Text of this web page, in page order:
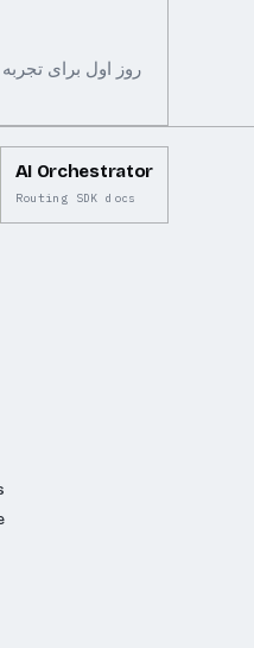
AI Orchestrator
Routing SDK docs